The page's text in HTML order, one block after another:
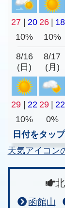
27 20 26 18
10%
10%
8/16
(日)
8/17
(月)
29 22 29 22
10%
0%
日付をタッ
天気アイコン
函館山